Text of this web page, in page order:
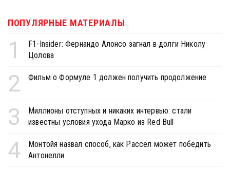
ПОПУЛЯРНЫЕ МАТЕРИАЛЫ
1
F1-Insider: Фернандо Алонсо загнал в долги Николу
Цолова
2 Фильм о Формуле 1 должен получить продолжение
3
Миллионы отступных и никаких интервью: стали
известны условия ухода Марко из Red Bull
4
Монтойя назвал способ, как Рассел может победить
Антонелли